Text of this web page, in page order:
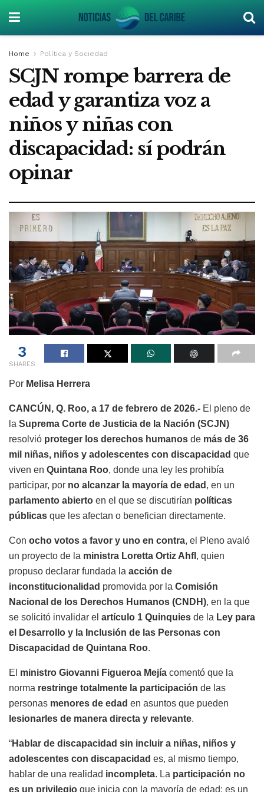
Home Política y Sociedad
SCJN rompe barrera de
edad y garantiza voz a
niños y niñas con
discapacidad: sí podrán
opinar
3
SHARES
Por Melisa Herrera
CANCÚN, Q. Roo, a 17 de febrero de 2026.- El pleno de
la Suprema Corte de Justicia de la Nación (SCJN)
resolvió proteger los derechos humanos de más de 36
mil niñas, niños y adolescentes con discapacidad que
viven en Quintana Roo, donde una ley les prohibía
participar, por no alcanzar la mayoría de edad , en un
parlamento abierto en el que se discutirían políticas
públicas que les afectan o benefician directamente.
Con ocho votos a favor y uno en contra, el Pleno avaló
un proyecto de la ministra Loretta Ortiz Ahfl , quien
propuso declarar fundada la acción de
inconstitucionalidad promovida por la Comisión
Nacional de los Derechos Humanos (CNDH), en la que
se solicitó invalidar el artículo 1 Quinquies de la Ley para
el Desarrollo y la Inclusión de las Personas con
Discapacidad de Quintana Roo.
El ministro Giovanni Figueroa Mejía comentó que la
norma restringe totalmente la participación de las
personas menores de edad en asuntos que pueden
lesionarles de manera directa y relevante.
“Hablar de discapacidad sin incluir a niñas, niños y
adolescentes con discapacidad es, al mismo tiempo,
hablar de una realidad incompleta. La participación no
es un privilegio que inicia con la mayoría de edad; es un